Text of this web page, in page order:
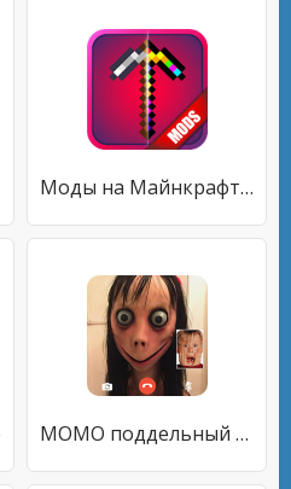
Моды на Майнкрафт: Мебель Мод
MOMO поддельный видеозвонок